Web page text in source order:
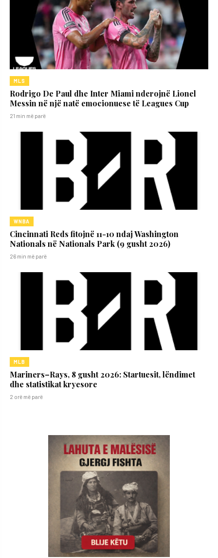
MLS
Rodrigo De Paul dhe Inter Miami nderojnë Lionel
Messin në një natë emocionuese të Leagues Cup
21 min më parë
WNBA
Cincinnati Reds fitojnë 11-10 ndaj Washington
Nationals në Nationals Park (9 gusht 2026)
26 min më parë
MLB
Mariners–Rays, 8 gusht 2026: Startuesit, lëndimet
dhe statistikat kryesore
2 orë më parë